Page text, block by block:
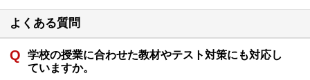
よくある質問
学校の授業に合わせた教材やテスト対策にも対応し
ていますか。